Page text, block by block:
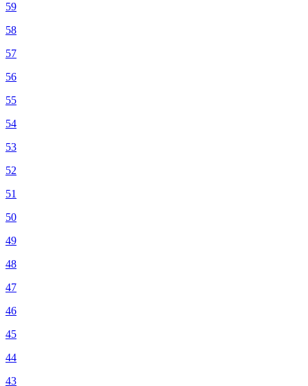
59
58
57
56
55
54
53
52
51
50
49
48
47
46
45
44
43